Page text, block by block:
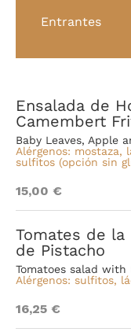
Entrantes
Ensalada de
Camembert
Baby Leaves, Apple
Alérgenos: mostaza,
sulfitos (opción sin
15,00 €
Tomates de la
de Pistacho
Tomatoes salad
Alérgenos: sulfitos,
16,25 €